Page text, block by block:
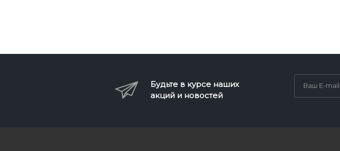
Будьте в курсе наших
акций и новостей